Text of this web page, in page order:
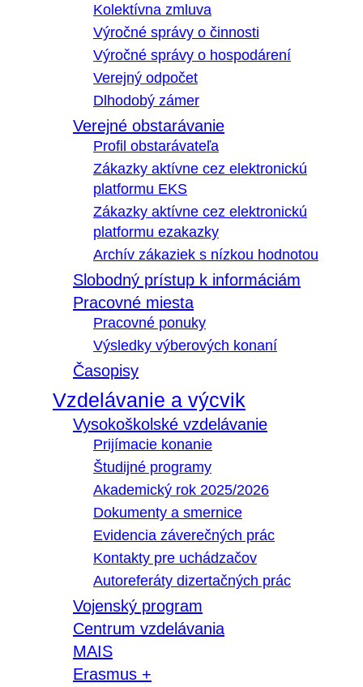
Kolektívna zmluva
Výročné správy o činnosti
Výročné správy o hospodárení
Verejný odpočet
Dlhodobý zámer
Verejné obstarávanie
Profil obstarávateľa
Zákazky aktívne cez elektronickú
platformu EKS
Zákazky aktívne cez elektronickú
platformu ezakazky
Archív zákaziek s nízkou hodnotou
Slobodný prístup k informáciám
Pracovné miesta
Pracovné ponuky
Výsledky výberových konaní
Časopisy
Vzdelávanie a výcvik
Vysokoškolské vzdelávanie
Prijímacie konanie
Študijné programy
Akademický rok 2025/2026
Dokumenty a smernice
Evidencia záverečných prác
Kontakty pre uchádzačov
Autoreferáty dizertačných prác
Vojenský program
Centrum vzdelávania
MAIS
Erasmus +